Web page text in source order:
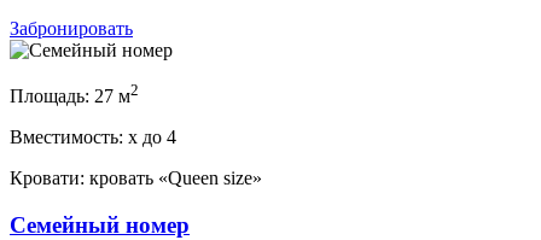
Забронировать
Площадь: 27 м2
Вместимость: x до 4
Кровати: кровать «Queen size»
Семейный номер